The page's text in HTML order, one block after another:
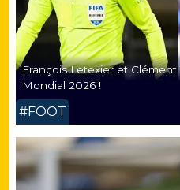
François Letexier et
Mondial 2026 !
#FOOT